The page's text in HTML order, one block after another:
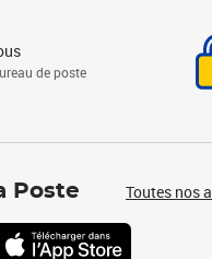
de poste
Poste Toutes nos